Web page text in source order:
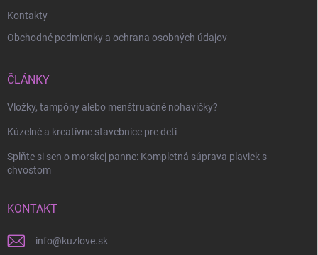
Kontakty
Obchodné podmienky a ochrana osobných údajov
ČLÁNKY
Vložky, tampóny alebo menštruačné nohavičky?
Kúzelné a kreatívne stavebnice pre deti
Splňte si sen o morskej panne: Kompletná súprava plaviek s
chvostom
KONTAKT
info@kuzlove.sk